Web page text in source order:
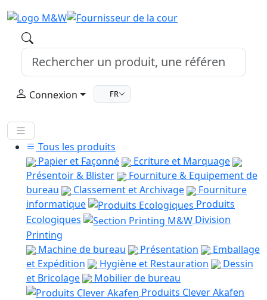
Connexion FR
Tous les produits
Papier et Façonné
Ecriture et Marquage
Présentoir & Blister
Fourniture & Equipement de
bureau
Classement et Archivage
Fourniture
informatique
Produits
Ecologiques
Division
Printing
Machine de bureau
Présentation
Emballage
et Expédition
Hygiène et Restauration
Dessin
et Bricolage
Mobilier de bureau
Produits Clever Akafen